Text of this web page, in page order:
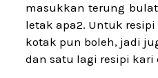
masukkan terung
letak apa2. Untuk
kotak pun boleh, jadi
dan satu lagi resipi